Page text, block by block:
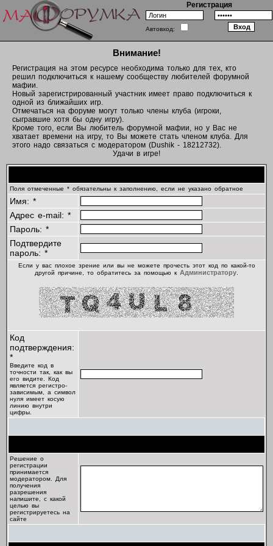
Регистрация
Автовход:
Внимание!
Регистрация на этом ресурсе необходима только для тех, кто
решил подключиться к нашему сообществу любителей форумной
мафии.
Новый зарегистрированный участник имеет право подключиться к
одной из ближайших игр.
Отмечаться на форуме могут только члены клуба (игроки,
сыгравшие хотя бы одну игру).
Кроме того, если Вы любитель форумной мафии, но у Вас не
хватает времени на игру, то Вы можете стать членом клуба. Для
этого надо связаться с модератором (Dushik - 18212732).
Удачи в игре!
Поля отмеченные * обязательны к заполнению, если не указано обратное
Имя: *
Адрес e-mail: *
Пароль: *
Подтвердите
пароль: *
Если у вас плохое зрение или вы не можете прочесть этот код по какой-то
другой причине, то обратитесь за помощью к Администратору
Код
подтверждения:
*
Введите код в
точности так, как вы
его видите. Код
является регистро-
зависимым, а символ
нуля имеет косую
линию внутри
цифры.
Решение о
регистрации
принимается
модератором. Для
получения
разрешения
напишите, с какой
целью вы
регистрируетесь на
сайте